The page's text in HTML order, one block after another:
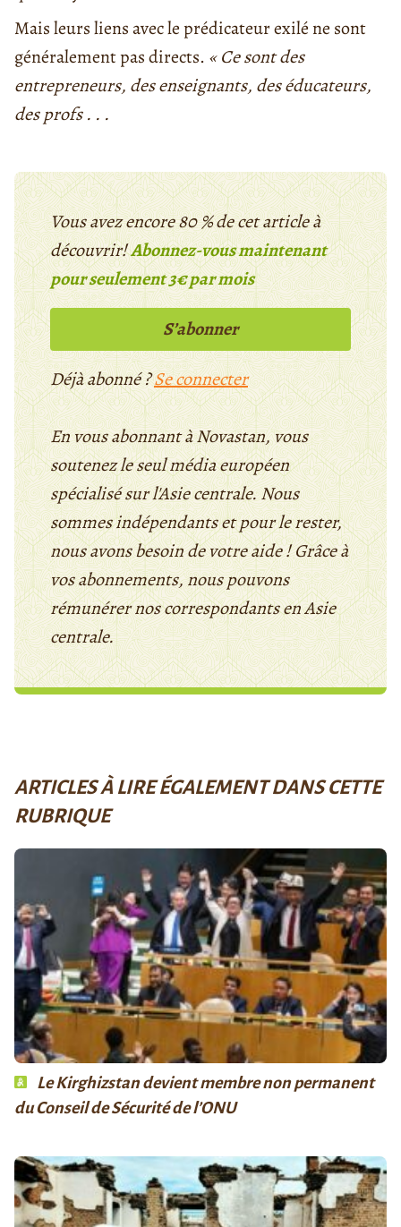
Mais leurs liens avec le prédicateur exilé ne sont
généralement pas directs. « Ce sont des
entrepreneurs, des enseignants, des éducateurs,
des profs . . .
Vous avez encore 80 % de cet article à
découvrir!Abonnez-vous maintenant
pour seulement 3€ par mois
S’abonner
Déjà abonné ?Se connecter
En vous abonnant à Novastan, vous
soutenez le seul média européen
spécialisé sur l'Asie centrale. Nous
sommes indépendants et pour le rester,
nous avons besoin de votre aide ! Grâce à
vos abonnements, nous pouvons
rémunérer nos correspondants en Asie
centrale.
ARTICLES À LIRE ÉGALEMENT DANS CETTE
RUBRIQUE
Le Kirghizstan devient membre non permanent
du Conseil de Sécurité de l’ONU